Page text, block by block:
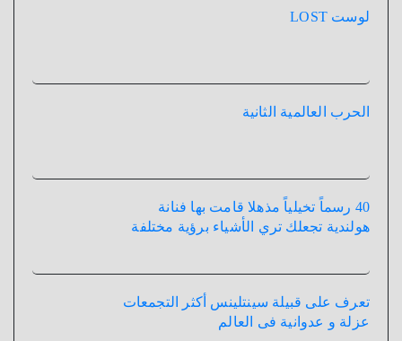
لوست LOST
الحرب العالمية الثانية
40 رسماً تخيلياً مذهلا قامت بها فنانة
هولندية تجعلك تري الأشياء برؤية مختلفة
تعرف على قبيلة سينتلينس أكثر التجمعات
عزلة و عدوانية فى العالم